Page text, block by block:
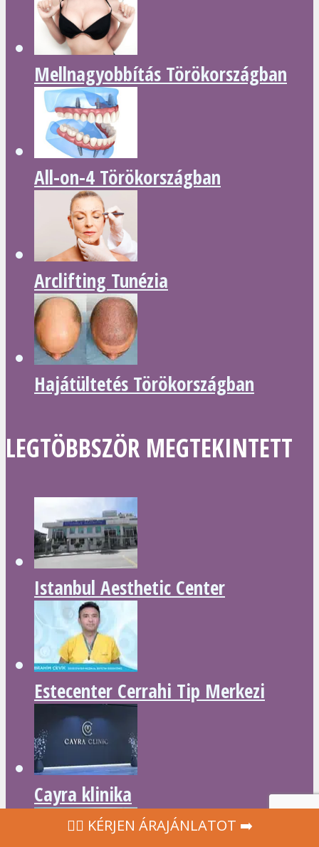
Mellnagyobbítás Törökországban
All-on-4 Törökországban
Arclifting Tunézia
Hajátültetés Törökországban
LEGTÖBBSZÖR MEGTEKINTETT
Istanbul Aesthetic Center
Estecenter Cerrahi Tip Merkezi
Cayra klinika
‍👩‍⚕ KÉRJEN ÁRAJÁNLATOT ➡️